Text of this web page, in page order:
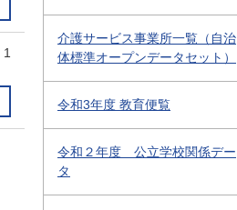
1
介護サービス事業所一覧（自治
体標準オープンデータセット）
令和3年度 教育便覧
令和２年度 公立学校関係デー
タ